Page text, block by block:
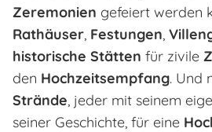
Zeremonien gefeiert werden
Rathäuser, Festungen,
historische Stätten für zivile
den Hochzeitsempfang. Und
Strände, jeder mit seinem
seiner Geschichte, für eine